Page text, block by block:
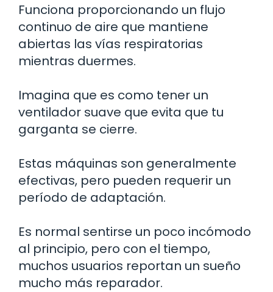
Funciona proporcionando un flujo
continuo de aire que mantiene
abiertas las vías respiratorias
mientras duermes.
Imagina que es como tener un
ventilador suave que evita que tu
garganta se cierre.
Estas máquinas son generalmente
efectivas, pero pueden requerir un
período de adaptación.
Es normal sentirse un poco incómodo
al principio, pero con el tiempo,
muchos usuarios reportan un sueño
mucho más reparador.